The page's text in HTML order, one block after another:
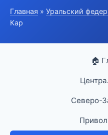
Главная » Уральский
Кар
🏠
Северо-